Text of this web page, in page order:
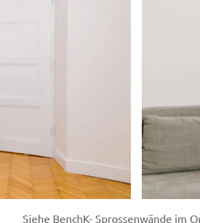
Siehe BenchK- Sprossenwände im